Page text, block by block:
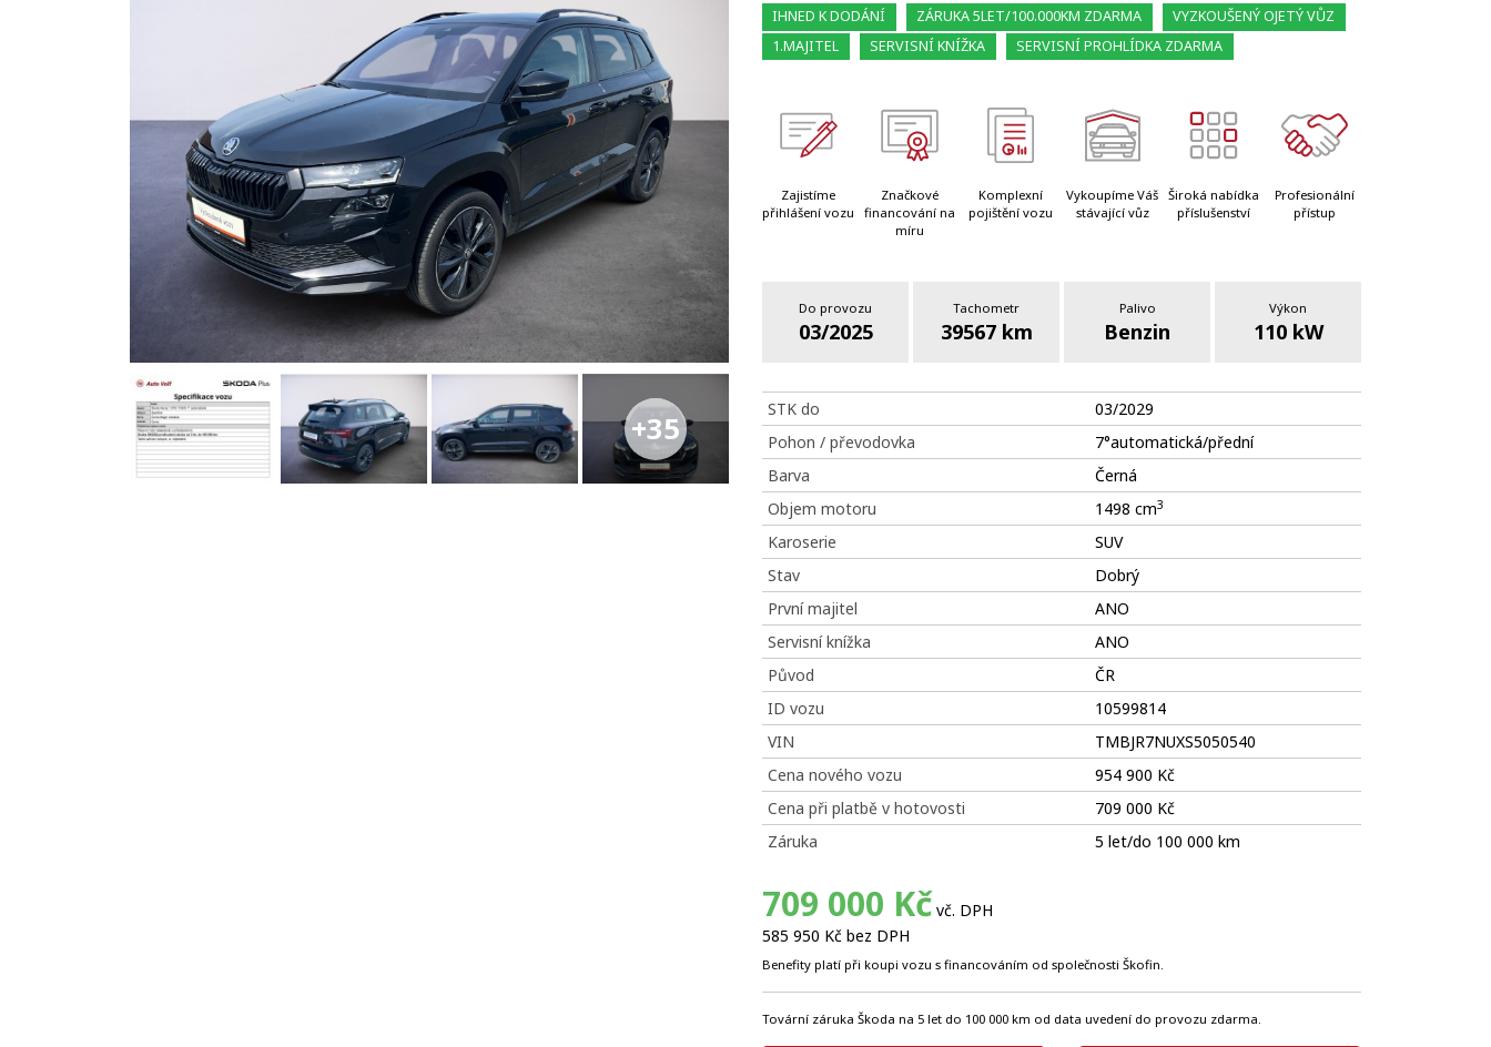
IHNED K DODÁNÍ ZÁRUKA 5LET/100.000KM ZDARMA
VYZKOUŠENÝ OJETÝ VŮZ
1.MAJITEL
SERVISNÍ KNÍŽKA SERVISNÍ PROHLÍDKA ZDARMA
+35
Zajistíme
přihlášení vozu
Značkové
financování na
míru
Komplexní
pojištění vozu
Vykoupíme Váš
stávající vůz
Široká nabídka
příslušenství
Profesionální
přístup
Do provozu
03/2025
Tachometr
39567 km
Palivo
Benzin
Výkon
110 kW
STK do
03/2029
Pohon / převodovka
7°automatická/přední
Barva
Černá
Objem motoru
1498 cm3
Karoserie
SUV
Stav
Dobrý
První majitel
ANO
Servisní knížka
ANO
Původ
ČR
ID vozu
10599814
VIN
TMBJR7NUXS5050540
Cena nového vozu
954 900 Kč
Cena při platbě v hotovosti
709 000 Kč
Záruka
5 let/do 100 000 km
709 000 Kč vč. DPH
585 950 Kč bez DPH
Benefity platí při koupi vozu s financováním od společnosti Škofin.
Tovární záruka Škoda na 5 let do 100 000 km od data uvedení do provozu zdarma.